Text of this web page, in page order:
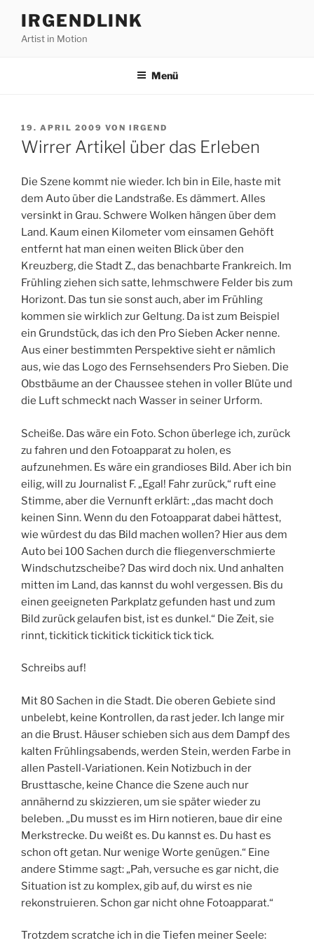
Inhalt
springen
IRGENDLINK
Artist in Motion
Menü
VERÖFFENTLICHT
AM
19. APRIL 2009 VON IRGEND
Wirrer Artikel über das Erleben
Die Szene kommt nie wieder. Ich bin in Eile, haste mit
dem Auto über die Landstraße. Es dämmert. Alles
versinkt in Grau. Schwere Wolken hängen über dem
Land. Kaum einen Kilometer vom einsamen Gehöft
entfernt hat man einen weiten Blick über den
Kreuzberg, die Stadt Z., das benachbarte Frankreich. Im
Frühling ziehen sich satte, lehmschwere Felder bis zum
Horizont. Das tun sie sonst auch, aber im Frühling
kommen sie wirklich zur Geltung. Da ist zum Beispiel
ein Grundstück, das ich den Pro Sieben Acker nenne.
Aus einer bestimmten Perspektive sieht er nämlich
aus, wie das Logo des Fernsehsenders Pro Sieben. Die
Obstbäume an der Chaussee stehen in voller Blüte und
die Luft schmeckt nach Wasser in seiner Urform.
Scheiße. Das wäre ein Foto. Schon überlege ich, zurück
zu fahren und den Fotoapparat zu holen, es
aufzunehmen. Es wäre ein grandioses Bild. Aber ich bin
eilig, will zu Journalist F. „Egal! Fahr zurück,“ ruft eine
Stimme, aber die Vernunft erklärt: „das macht doch
keinen Sinn. Wenn du den Fotoapparat dabei hättest,
wie würdest du das Bild machen wollen? Hier aus dem
Auto bei 100 Sachen durch die fliegenverschmierte
Windschutzscheibe? Das wird doch nix. Und anhalten
mitten im Land, das kannst du wohl vergessen. Bis du
einen geeigneten Parkplatz gefunden hast und zum
Bild zurück gelaufen bist, ist es dunkel.“ Die Zeit, sie
rinnt, tickitick tickitick tickitick tick tick.
Schreibs auf!
Mit 80 Sachen in die Stadt. Die oberen Gebiete sind
unbelebt, keine Kontrollen, da rast jeder. Ich lange mir
an die Brust. Häuser schieben sich aus dem Dampf des
kalten Frühlingsabends, werden Stein, werden Farbe in
allen Pastell-Variationen. Kein Notizbuch in der
Brusttasche, keine Chance die Szene auch nur
annähernd zu skizzieren, um sie später wieder zu
beleben. „Du musst es im Hirn notieren, baue dir eine
Merkstrecke. Du weißt es. Du kannst es. Du hast es
schon oft getan. Nur wenige Worte genügen.“ Eine
andere Stimme sagt: „Pah, versuche es gar nicht, die
Situation ist zu komplex, gib auf, du wirst es nie
rekonstruieren. Schon gar nicht ohne Fotoapparat.“
Trotzdem scratche ich in die Tiefen meiner Seele: